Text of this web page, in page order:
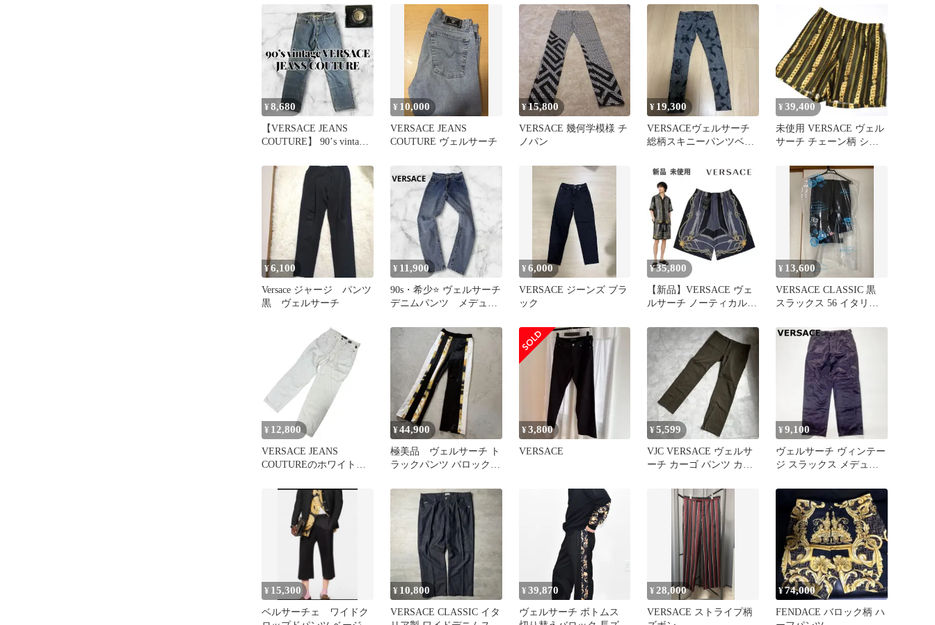
¥8,680
【VERSACE JEANS
COUTURE】 90’s vintage
¥ 10,000
VERSACE JEANS
COUTURE ヴェルサーチ
¥15,800
VERSACE 幾何学模様 チ
ノパン
¥ 19,300
VERSACEヴェルサーチ
総柄スキニーパンツベル
¥ 39,400
未使用 VERSACE ヴェル
サーチ チェーン柄 シル
¥6,100
Versace ジャージ パンツ
黒 ヴェルサーチ
¥ 11,900
90s・希少⭐️ ヴェルサーチ
デニムパンツ メデュー
¥6,000
VERSACE ジーンズ ブラ
ック
¥35,800
【新品】VERSACE ヴェ
ルサーチ ノーティカル
¥ 13,600
VERSACE CLASSIC 黒
スラックス 56 イタリア
¥ 12,800
VERSACE JEANS
COUTUREのホワイトデ
¥44,900
極美品 ヴェルサーチ ト
ラックパンツ バロック柄
¥3,800
VERSACE
¥5,599
VJC VERSACE ヴェルサ
ーチ カーゴ パンツ カー
¥9,100
ヴェルサーチ ヴィンテー
ジ スラックス メデュー
¥ 15,300
ベルサーチェ ワイドク
¥ 10,800
VERSACE CLASSIC イタ
¥39,870
ヴェルサーチ ボトムス
¥28,000
VERSACE ストライプ柄
¥74,000
FENDACE バロック柄 ハ